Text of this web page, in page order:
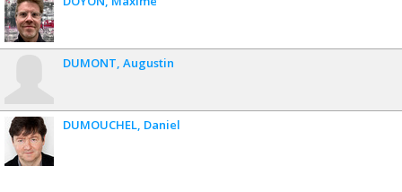
DUMONT Augustin
DUMOUCHEL Daniel